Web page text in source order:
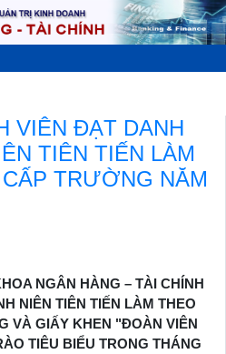
VIÊN ĐẠT DANH
TIÊN TIẾN LÀM
TRƯỜNG NĂM
NGÂN HÀNG – TÀI CHÍNH
NIÊN TIÊN TIẾN LÀM THEO
VÀ GIẤY KHEN "ĐOÀN VIÊN
TIÊU BIỂU TRONG THÁNG